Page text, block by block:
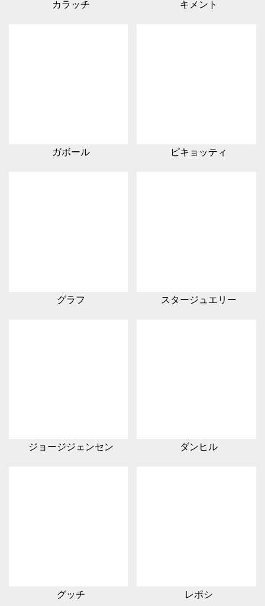
カラッチ キメント
ガボール ピキョッティ
グラフ スタージュエリー
ジョージジェンセン ダンヒル
グッチ レポシ